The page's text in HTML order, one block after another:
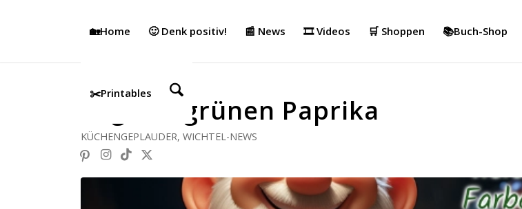
🏡Home 🙂 Denk positiv! 📰 News 🎞️ Videos 🛒 Shoppen 📚Buch-Shop
✂️Printables
Tag der grünen Paprika
KÜCHENGEPLAUDER,WICHTEL-NEWS